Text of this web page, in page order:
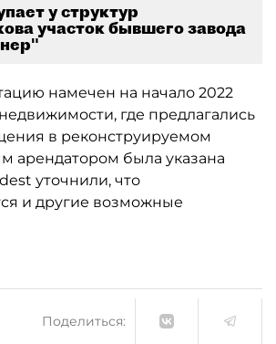
у структур
участок бывшего завода
намечен на начало 2022
где предлагались
в реконструируемом
арендатором была указана
уточнили, что
и другие возможные
Поделиться: